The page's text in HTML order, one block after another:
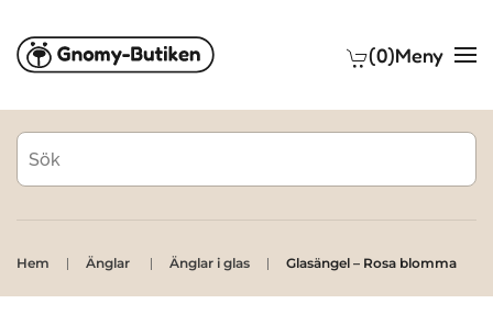
Skip to main content (0)Meny
Hem Änglar Änglar i glas Glasängel – Rosa blomma